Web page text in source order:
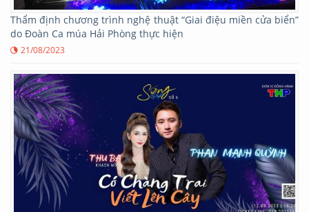
Thẩm định chương trình nghệ thuật “Giai điệu miền cửa biển”
do Đoàn Ca múa Hải Phòng thực hiện
21/08/2023